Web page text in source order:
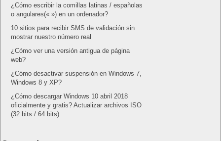
¿Cómo escribir la comillas latinas / españolas
o angulares(« ») en un ordenador?
10 sitios para recibir SMS de validación sin
mostrar nuestro número real
¿Cómo ver una versión antigua de página
web?
¿Cómo desactivar suspensión en Windows 7,
Windows 8 y XP?
¿Cómo descargar Windows 10 abril 2018
oficialmente y gratis? Actualizar archivos ISO
(32 bits / 64 bits)